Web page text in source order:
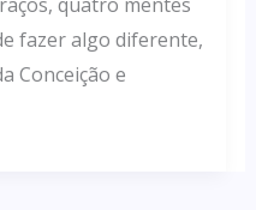
fazer algo diferente,
Conceição e